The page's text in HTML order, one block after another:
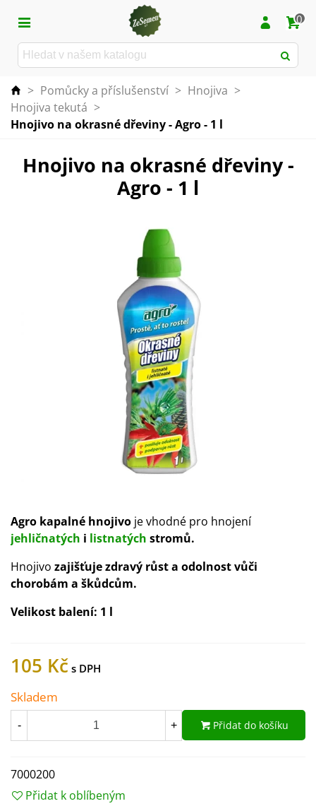
0
> Pomůcky a příslušenství > Hnojiva >
Hnojiva tekutá >
Hnojivo na okrasné dřeviny - Agro - 1 l
Hnojivo na okrasné dřeviny -
Agro - 1 l
Agro kapalné hnojivo je vhodné pro hnojení
jehličnatých i listnatých stromů.
Hnojivo zajišťuje zdravý růst a odolnost vůči
chorobám a škůdcům.
Velikost balení: 1 l
105 Kč
Skladem
- + Přidat do košíku
7000200
Přidat k oblíbeným